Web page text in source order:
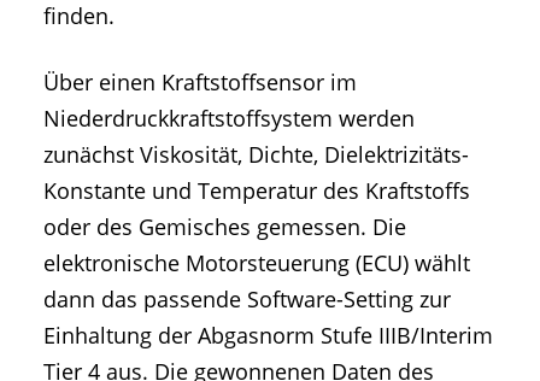
finden.
Über einen Kraftstoffsensor im
Niederdruckkraftstoffsystem werden
zunächst Viskosität, Dichte, Dielektrizitäts-
Konstante und Temperatur des Kraftstoffs
oder des Gemisches gemessen. Die
elektronische Motorsteuerung (ECU) wählt
dann das passende Software-Setting zur
Einhaltung der Abgasnorm Stufe IIIB/Interim
Tier 4 aus. Die gewonnenen Daten des